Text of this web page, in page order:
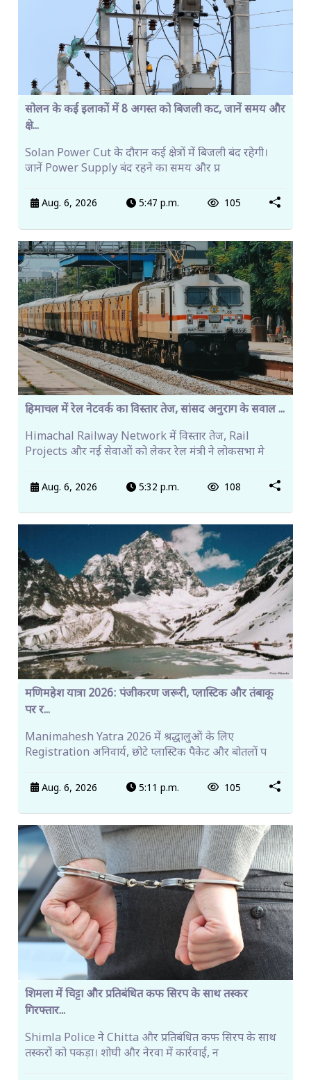
सोलन के कई इलाकों में 8 अगस्त को बिजली कट, जानें समय और
क्षे...
Solan Power Cut के दौरान कई क्षेत्रों में बिजली बंद रहेगी।
जानें Power Supply बंद रहने का समय और प्र
Aug. 6, 2026 5:47 p.m. 105
हिमाचल में रेल नेटवर्क का विस्तार तेज, सांसद अनुराग के सवाल ...
Himachal Railway Network में विस्तार तेज, Rail
Projects और नई सेवाओं को लेकर रेल मंत्री ने लोकसभा मे
Aug. 6, 2026 5:32 p.m. 108
मणिमहेश यात्रा 2026: पंजीकरण जरूरी, प्लास्टिक और तंबाकू
पर र...
Manimahesh Yatra 2026 में श्रद्धालुओं के लिए
Registration अनिवार्य, छोटे प्लास्टिक पैकेट और बोतलों प
Aug. 6, 2026 5:11 p.m. 105
शिमला में चिट्टा और प्रतिबंधित कफ सिरप के साथ तस्कर
गिरफ्तार...
Shimla Police ने Chitta और प्रतिबंधित कफ सिरप के साथ
तस्करों को पकड़ा। शोघी और नेरवा में कार्रवाई, न